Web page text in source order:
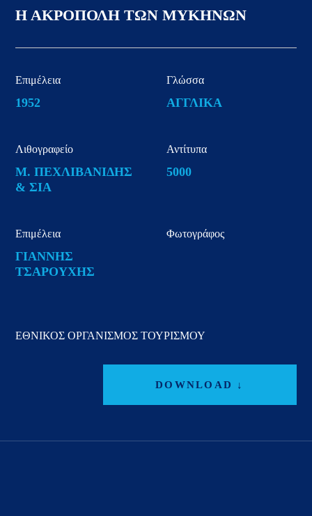
Η ΑΚΡΟΠΟΛΗ ΤΩΝ ΜΥΚΗΝΩΝ
Επιμέλεια
1952
Γλώσσα
ΑΓΓΛΙΚΑ
Λιθογραφείο
Μ. ΠΕΧΛΙΒΑΝΙΔΗΣ
& ΣΙΑ
Αντίτυπα
5000
Επιμέλεια
ΓΙΑΝΝΗΣ
ΤΣΑΡΟΥΧΗΣ
Φωτογράφος
ΕΘΝΙΚΟΣ ΟΡΓΑΝΙΣΜΟΣ ΤΟΥΡΙΣΜΟΥ
DOWNLOAD ↓